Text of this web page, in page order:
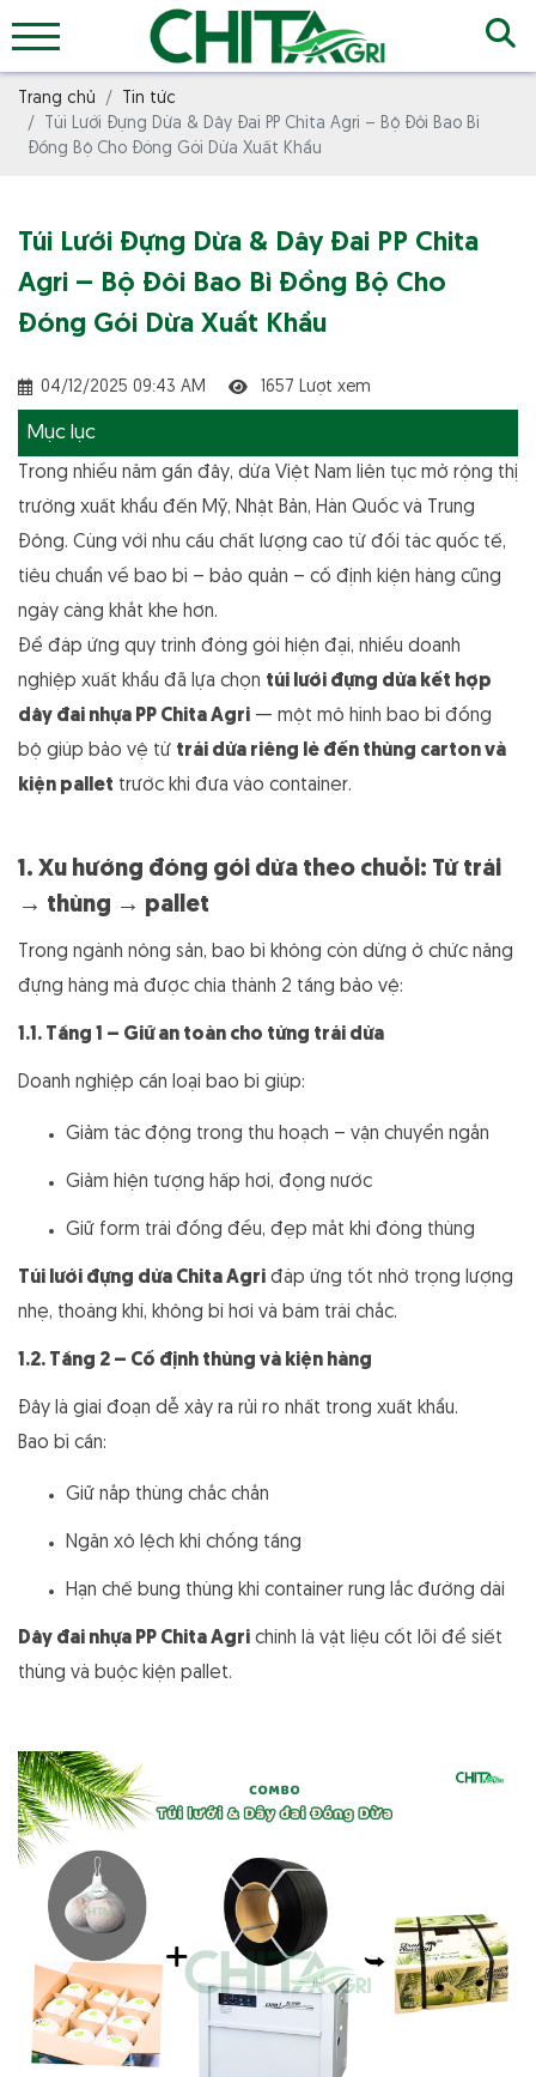
Trang chủ
Tin tức
Túi Lưới Đựng Dừa & Dây Đai PP Chita Agri – Bộ Đôi Bao Bì
Đồng Bộ Cho Đóng Gói Dừa Xuất Khẩu
Túi Lưới Đựng Dừa & Dây Đai PP Chita
Agri – Bộ Đôi Bao Bì Đồng Bộ Cho
Đóng Gói Dừa Xuất Khẩu
04/12/2025 09:43 AM 1657 Lượt xem
Mục lục
Trong nhiều năm gần đây, dừa Việt Nam liên tục mở rộng thị
trường xuất khẩu đến Mỹ, Nhật Bản, Hàn Quốc và Trung
Đông. Cùng với nhu cầu chất lượng cao từ đối tác quốc tế,
tiêu chuẩn về bao bì – bảo quản – cố định kiện hàng cũng
ngày càng khắt khe hơn.
Để đáp ứng quy trình đóng gói hiện đại, nhiều doanh
nghiệp xuất khẩu đã lựa chọn túi lưới đựng dừa kết hợp
dây đai nhựa PP Chita Agri — một mô hình bao bì đồng
bộ giúp bảo vệ từ trái dừa riêng lẻ đến thùng carton và
kiện pallet trước khi đưa vào container.
1. Xu hướng đóng gói dừa theo chuỗi: Từ trái
→ thùng → pallet
Trong ngành nông sản, bao bì không còn dừng ở chức năng
đựng hàng mà được chia thành 2 tầng bảo vệ:
1.1. Tầng 1 – Giữ an toàn cho từng trái dừa
Doanh nghiệp cần loại bao bì giúp:
Giảm tác động trong thu hoạch – vận chuyển ngắn
Giảm hiện tượng hấp hơi, đọng nước
Giữ form trái đồng đều, đẹp mắt khi đóng thùng
Túi lưới đựng dừa Chita Agri đáp ứng tốt nhờ trọng lượng
nhẹ, thoáng khí, không bí hơi và bám trái chắc.
1.2. Tầng 2 – Cố định thùng và kiện hàng
Đây là giai đoạn dễ xảy ra rủi ro nhất trong xuất khẩu.
Bao bì cần:
Giữ nắp thùng chắc chắn
Ngăn xô lệch khi chồng tầng
Hạn chế bung thùng khi container rung lắc đường dài
Dây đai nhựa PP Chita Agri chính là vật liệu cốt lõi để siết
thùng và buộc kiện pallet.